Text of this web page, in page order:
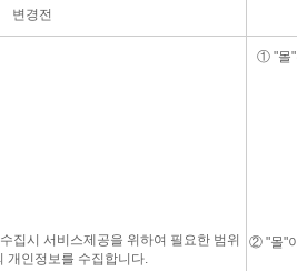
변경전
집시 서비스제공을 위하여 필요한 범위
개인정보를 수집합니다.
① "몰"
② "몰"